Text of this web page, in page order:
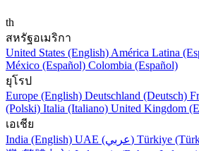
th
สหรัฐอเมริกา
United States (English) América Latina
México (Español) Colombia (Español)
ยุโรป
Europe (English) Deutschland (Deutsch)
(Polski) Italia (Italiano) United Kingdom
เอเชีย
India (English)
UAE (عربي) Türkiye